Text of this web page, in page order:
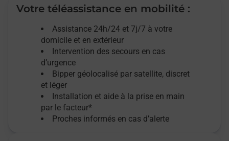
Votre téléassistance en mobilité :
Assistance 24h/24 et 7j/7 à votre
domicile et en extérieur
Intervention des secours en cas
d’urgence
Bipper géolocalisé par satellite, discret
et léger
Installation et aide à la prise en main
par le facteur*
Proches informés en cas d’alerte